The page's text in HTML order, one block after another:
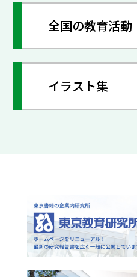
全国の教育活動
イラスト集